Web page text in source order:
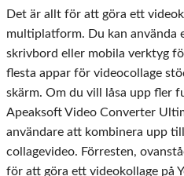
Det är allt för att göra ett
multiplatform. Du kan använda
skrivbord eller mobila verktyg
flesta appar för videocollage
skärm. Om du vill låsa upp fler
Apeaksoft Video Converter
användare att kombinera upp
collagevideo. Förresten,
för att göra ett videokollage på